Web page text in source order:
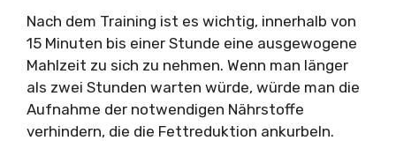
Nach dem Training ist es wichtig, innerhalb von
15 Minuten bis einer Stunde eine ausgewogene
Mahlzeit zu sich zu nehmen. Wenn man länger
als zwei Stunden warten würde, würde man die
Aufnahme der notwendigen Nährstoffe
verhindern, die die Fettreduktion ankurbeln.